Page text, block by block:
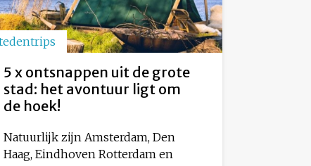
5 x ontsnappen uit de grote
stad: het avontuur ligt om
de hoek!
Natuurlijk zijn Amsterdam, Den
Haag, Eindhoven Rotterdam en